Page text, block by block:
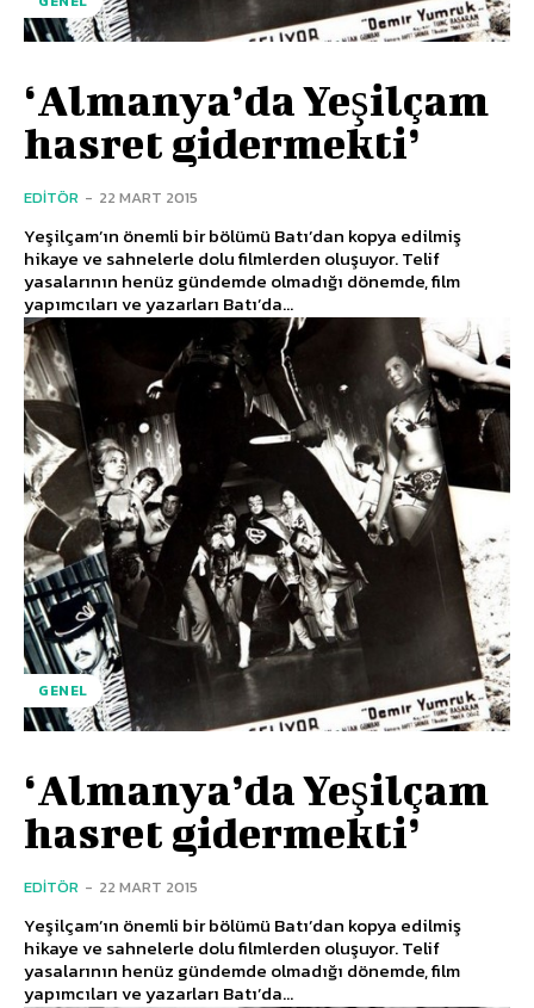
‘Almanya’da Yeşilçam
hasret gidermekti’
EDITÖR - 22 MART 2015
Yeşilçam’ın önemli bir bölümü Batı’dan kopya edilmiş
hikaye ve sahnelerle dolu filmlerden oluşuyor. Telif
yasalarının henüz gündemde olmadığı dönemde, film
yapımcıları ve yazarları Batı’da...
GENEL
‘Almanya’da Yeşilçam
hasret gidermekti’
EDITÖR - 22 MART 2015
Yeşilçam’ın önemli bir bölümü Batı’dan kopya edilmiş
hikaye ve sahnelerle dolu filmlerden oluşuyor. Telif
yasalarının henüz gündemde olmadığı dönemde, film
yapımcıları ve yazarları Batı’da...